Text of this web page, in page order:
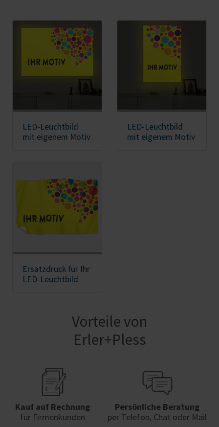
LED-Leuchtbild
mit eigenem Motiv
LED-Leuchtbild
mit eigenem Motiv
Ersatzdruck für Ihr
LED-Leuchtbild
Vorteile von
Erler+Pless
Kauf auf Rechnung
für Firmenkunden
Persönliche Beratung
per Telefon, Chat oder Mail